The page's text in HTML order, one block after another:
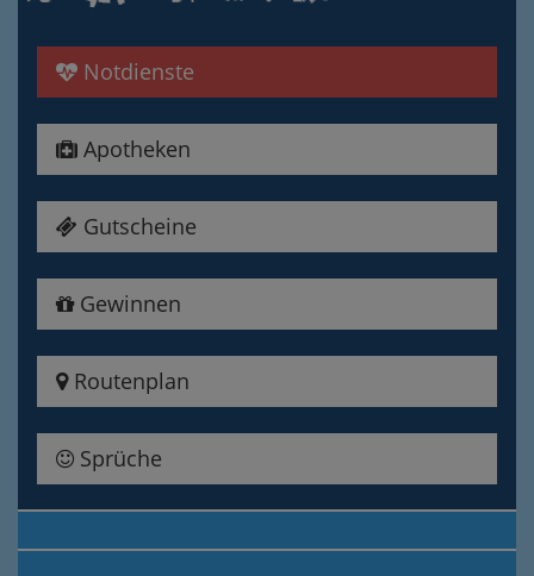
Notdienste
Apotheken
Gutscheine
Gewinnen
Routenplan
Sprüche